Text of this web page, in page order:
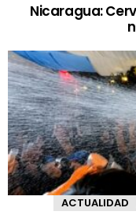
Nicaragua:
ACTUALIDAD